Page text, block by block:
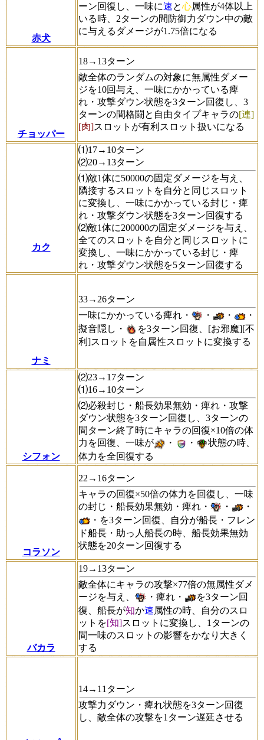
赤犬
ーン回復し、一味に速と心属性が4体以上
いる時、2ターンの間防御力ダウン中の敵
に与えるダメージが1.75倍になる
チョッパー
18→13ターン
敵全体のランダムの対象に無属性ダメー
ジを10回与え、一味にかかっている痺
れ・攻撃ダウン状態を3ターン回復し、3
ターンの間格闘と自由タイプキャラの[連]
[肉]スロットが有利スロット扱いになる
カク
⑴17→10ターン
⑵20→13ターン
⑴敵1体に50000の固定ダメージを与え、
隣接するスロットを自分と同じスロット
に変換し、一味にかかっている封じ・痺
れ・攻撃ダウン状態を3ターン回復する
⑵敵1体に200000の固定ダメージを与え、
全てのスロットを自分と同じスロットに
変換し、一味にかかっている封じ・痺
れ・攻撃ダウン状態を5ターン回復する
ナミ
33→26ターン
一味にかかっている痺れ・
・ ・
・
擬音隠し・
を3ターン回復、[お邪魔][不
利]スロットを自属性スロットに変換する
シフォン
⑵23→17ターン
⑴16→10ターン
⑵必殺封じ・船長効果無効・痺れ・攻撃
ダウン状態を3ターン回復し、3ターンの
間ターン終了時にキャラの回復×10倍の体
力を回復、一味が
・ ・
状態の時、
体力を全回復する
コラソン
22→16ターン
キャラの回復×50倍の体力を回復し、一味
の封じ・船長効果無効・痺れ・
・
・
・を3ターン回復、自分が船長・フレン
ド船長・助っ人船長の時、船長効果無効
状態を20ターン回復する
バカラ
19→13ターン
敵全体にキャラの攻撃×77倍の無属性ダメ
ージを与え、
・痺れ・
を3ターン回
復、船長が知か速属性の時、自分のスロ
ットを[知]スロットに変換し、1ターンの
間一味のスロットの影響をかなり大きく
する
14→11ターン
攻撃力ダウン・痺れ状態を3ターン回復
し、敵全体の攻撃を1ターン遅延させる